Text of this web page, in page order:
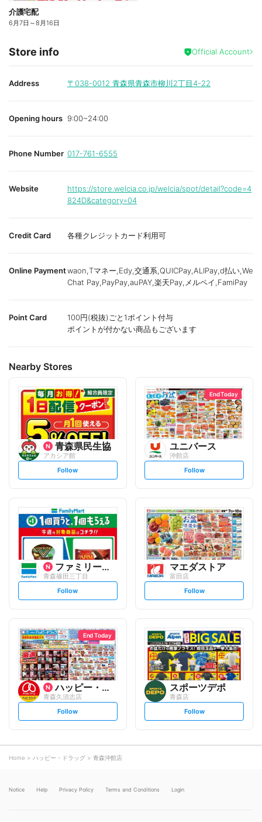
介護宅配
6月7日 ～8月16日
Store info Official Account
Address 〒038-0012 青森県青森市柳川2丁目4-22
Opening hours 9:00~24:00
Phone Number 017-761-6555
Website
https://store.welcia.co.jp/welcia/spot/detail?code=4
824D&category=04
Credit Card 各種クレジットカード利用可
Online Paymentwaon,Tマネー,Edy,交通系,QUICPay,ALIPay,d払い,We
Chat Pay,PayPay,auPAY,楽天Pay,メルペイ,FamiPay
Point Card
100円(税抜)ごと1ポイント付与
ポイントが付かない商品もございます
Nearby Stores
青森県民生協
アカシア館
s
t
l
o
w
Follow
End Today
ユニバース
沖館店
s
t
l
o
w
Follow
ファミリーマート
青森篠田三丁目
s
t
l
o
w
Follow
マエダストア
富田店
s
t
o
w
Follow
End Today
ハッピー・ドラッグ
青森久須志店
s
t
Follow
スポーツデポ
青森店
s
t
Follow
Home ハッピー・ドラッグ 青森沖館店
Notice Help Privacy Policy Terms and Conditions Login